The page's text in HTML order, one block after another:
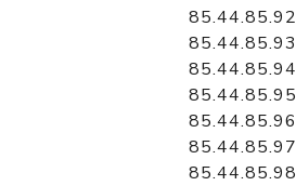
85.44.85.92
85.44.85.93
85.44.85.94
85.44.85.95
85.44.85.96
85.44.85.97
85.44.85.98